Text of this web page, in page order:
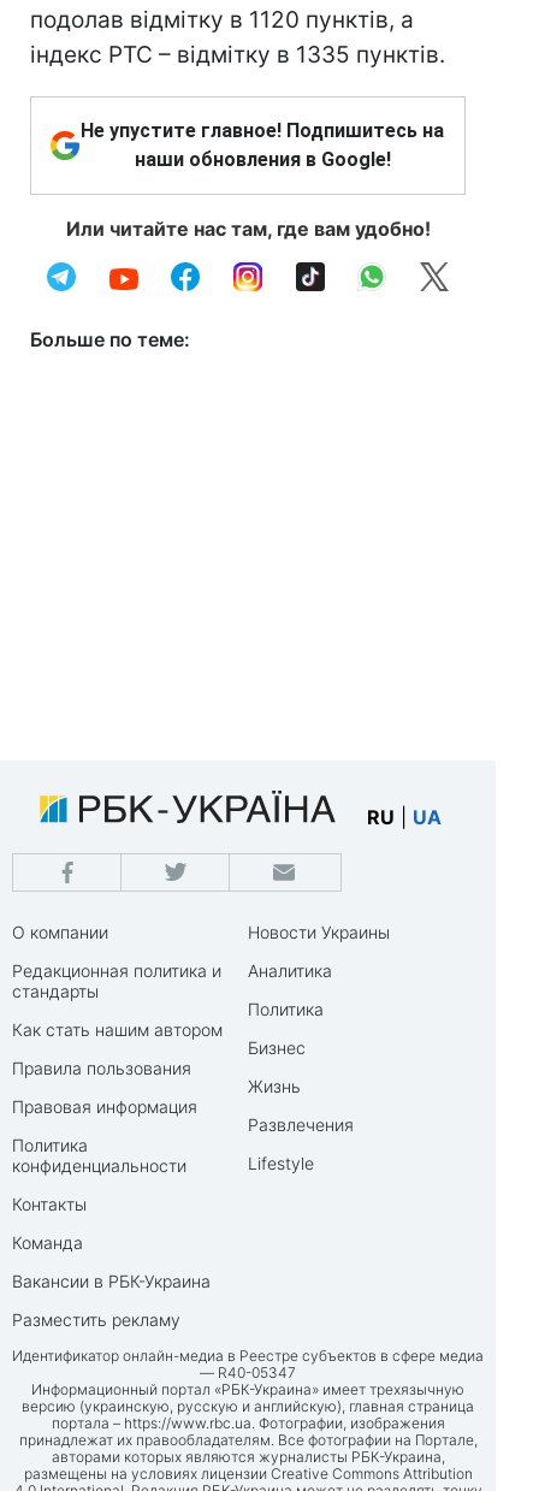
подолав відмітку в 1120 пунктів, а
індекс РТС – відмітку в 1335 пунктів.
Не упустите главное! Подпишитесь на
наши обновления в Google!
Или читайте нас там, где вам удобно!
Больше по теме:
RU UA
О компании
Редакционная политика и
стандарты
Как стать нашим автором
Правила пользования
Правовая информация
Политика
конфиденциальности
Контакты
Команда
Вакансии в РБК-Украина
Разместить рекламу
Новости Украины
Аналитика
Политика
Бизнес
Жизнь
Развлечения
Lifestyle
Идентификатор онлайн-медиа в Реестре субъектов в сфере медиа
— R40-05347
Информационный портал «РБК-Украина» имеет трехязычную
версию (украинскую, русскую и английскую), главная страница
портала – https://www.rbc.ua. Фотографии, изображения
принадлежат их правообладателям. Все фотографии на Портале,
авторами которых являются журналисты РБК-Украина,
размещены на условиях лицензии Creative Commons Attribution